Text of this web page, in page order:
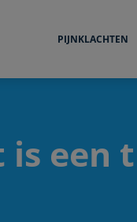
PIJNKLACHTEN
is een